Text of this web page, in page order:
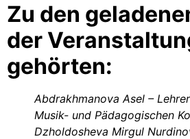
Zu den
der
gehörten:
Abdrakhmanova Asel –
Musik- und Pädagogischen
Dzholdosheva Mirgul